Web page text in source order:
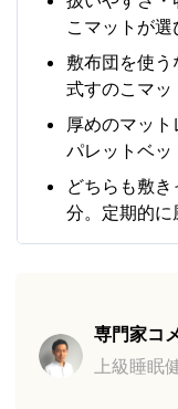
こマットが選
敷布団を使
式すのこマッ
厚めのマッ
パレットベッ
どちらも敷
分。定期的に
専門家コ
上級睡眠